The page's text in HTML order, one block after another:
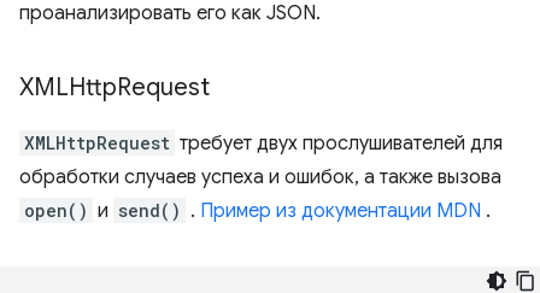
проанализировать его как JSON.
XMLHttpRequest
XMLHttpRequest требует двух прослушивателей для
обработки случаев успеха и ошибок, а также вызова
open() и send() . Пример из документации MDN .